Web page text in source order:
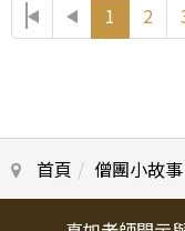
1
2
首頁 僧團小故事